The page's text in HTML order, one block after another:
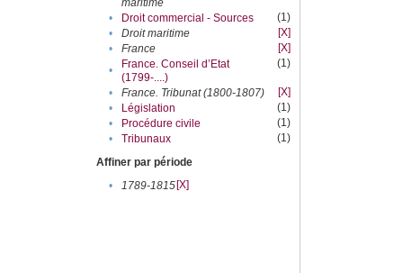
maritime
• Droit commercial - Sources
(1)
•
Droit maritime
[X]
•
France
[X]
•
France. Conseil d’Etat
(1799-....)
(1)
• France. Tribunat (1800-1807)
[X]
•
Législation
(1)
•
Procédure civile
(1)
•
Tribunaux
(1)
Affiner par période
•
1789-1815[X]